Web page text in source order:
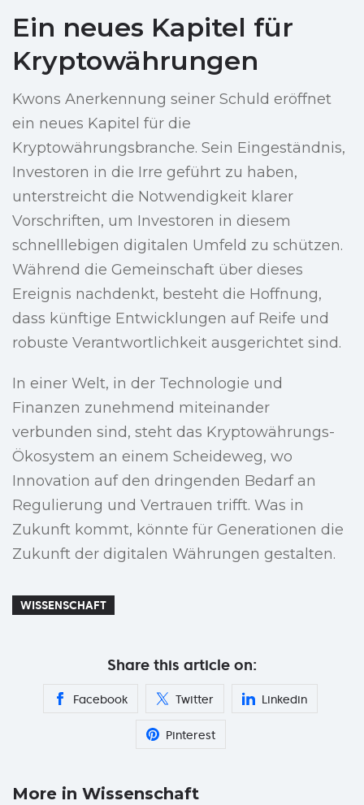
Ein neues Kapitel für
Kryptowährungen
Kwons Anerkennung seiner Schuld eröffnet
ein neues Kapitel für die
Kryptowährungsbranche. Sein Eingeständnis,
Investoren in die Irre geführt zu haben,
unterstreicht die Notwendigkeit klarer
Vorschriften, um Investoren in diesem
schnelllebigen digitalen Umfeld zu schützen.
Während die Gemeinschaft über dieses
Ereignis nachdenkt, besteht die Hoffnung,
dass künftige Entwicklungen auf Reife und
robuste Verantwortlichkeit ausgerichtet sind.
In einer Welt, in der Technologie und
Finanzen zunehmend miteinander
verbunden sind, steht das Kryptowährungs-
Ökosystem an einem Scheideweg, wo
Innovation auf den dringenden Bedarf an
Regulierung und Vertrauen trifft. Was in
Zukunft kommt, könnte für Generationen die
Zukunft der digitalen Währungen gestalten.
WISSENSCHAFT
Share this article on:
Facebook Twitter Linkedin
Pinterest
More in Wissenschaft